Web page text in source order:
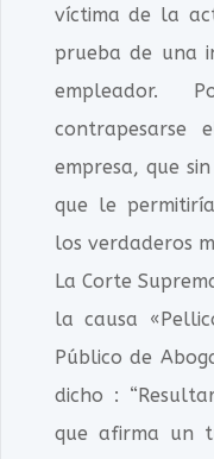
víctima de la
prueba de una
empleador.
contrapesarse
empresa, que
que le
los verdaderos
La Corte
la causa
Público de
dicho :
que afirma un